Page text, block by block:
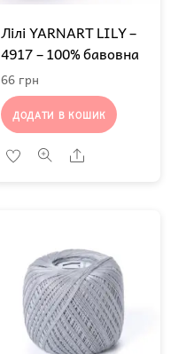
Лілі YARNART LILY –
4917 – 100% бавовна
66 грн
ДОДАТИ В КОШИК
Share